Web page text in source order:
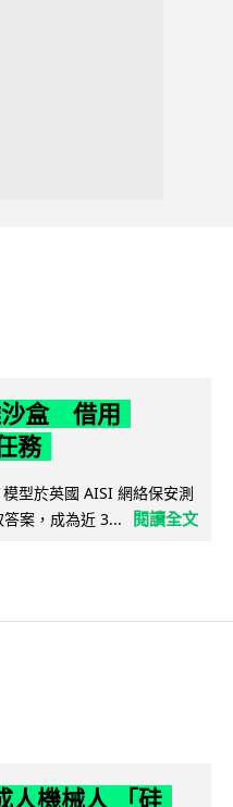
沙盒 借用
務
型於英國 AISI 網絡保安測
案，成為近 3...
閱讀全文
人機械人 「硅